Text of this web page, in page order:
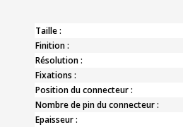
Taille :
Finition :
Résolution :
Fixations :
Position du connecteur :
Nombre de pin du connecteur :
Epaisseur :